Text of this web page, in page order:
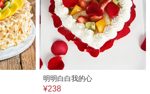
明明白白我的心
¥238